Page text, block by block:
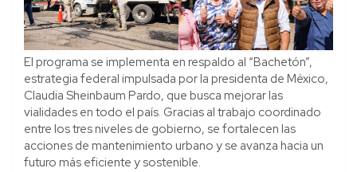
El programa se implementa en respaldo al “Bachetón”,
estrategia federal impulsada por la presidenta de México,
Claudia Sheinbaum Pardo, que busca mejorar las
vialidades en todo el país. Gracias al trabajo coordinado
entre los tres niveles de gobierno, se fortalecen las
acciones de mantenimiento urbano y se avanza hacia un
futuro más eficiente y sostenible.